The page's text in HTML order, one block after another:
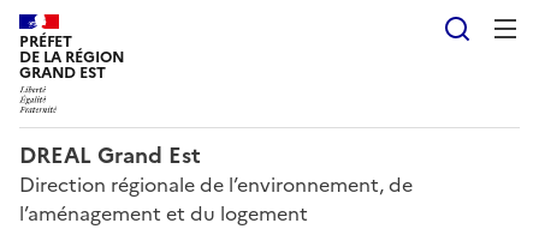
PRÉFET
DE LA RÉGION
GRAND EST
DREAL Grand Est
Direction régionale de l’environnement, de
l’aménagement et du logement